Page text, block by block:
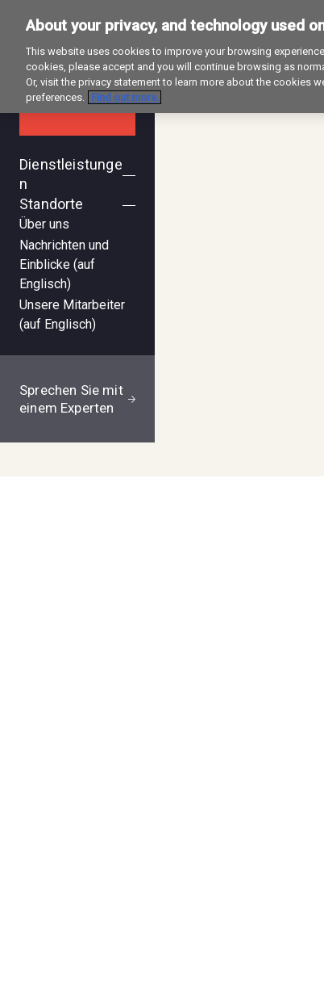
Dienstleistunge
n
Standorte
Über uns
Nachrichten und
Einblicke (auf
Englisch)
Unsere Mitarbeiter
(auf Englisch)
Sprechen Sie mit
einem Experten
einem Experten
About your privacy, and technology used
This website uses cookies to improve your browsing
cookies, please accept and you will continue browsing as
Or, visit the privacy statement to learn more about the cookies
preferences. Find out more.